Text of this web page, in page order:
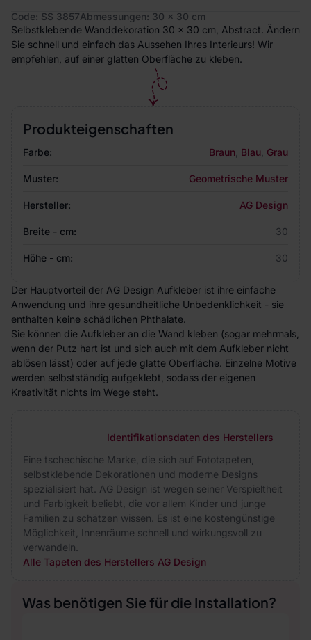
Code: SS 3857Abmessungen: 30 x 30 cm
Selbstklebende Wanddekoration 30 x 30 cm, Abstract. Ändern
Sie schnell und einfach das Aussehen Ihres Interieurs! Wir
empfehlen, auf einer glatten Oberfläche zu kleben.
Produkteigenschaften
Farbe: Braun Blau Grau
Muster: Geometrische Muster
Hersteller: AG Design
Breite - cm: 30
Höhe - cm: 30
Der Hauptvorteil der AG Design Aufkleber ist ihre einfache
Anwendung und ihre gesundheitliche Unbedenklichkeit - sie
enthalten keine schädlichen Phthalate.
Sie können die Aufkleber an die Wand kleben (sogar mehrmals,
wenn der Putz hart ist und sich auch mit dem Aufkleber nicht
ablösen lässt) oder auf jede glatte Oberfläche. Einzelne Motive
werden selbstständig aufgeklebt, sodass der eigenen
Kreativität nichts im Wege steht.
Identifikationsdaten des Herstellers
Eine tschechische Marke, die sich auf Fototapeten,
selbstklebende Dekorationen und moderne Designs
spezialisiert hat. AG Design ist wegen seiner Verspieltheit
und Farbigkeit beliebt, die vor allem Kinder und junge
Familien zu schätzen wissen. Es ist eine kostengünstige
Möglichkeit, Innenräume schnell und wirkungsvoll zu
verwandeln.
Alle Tapeten des Herstellers AG Design
Was benötigen Sie für die Installation?